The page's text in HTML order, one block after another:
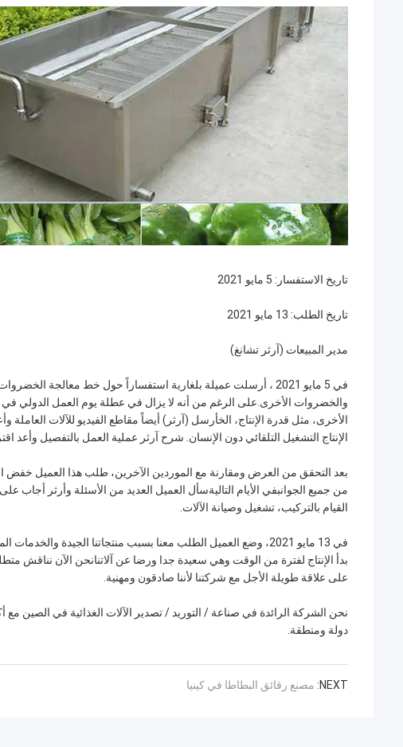
تاريخ الاستفسار: 5 مايو 2021
تاريخ الطلب: 13 مايو 2021
مدير المبيعات (آرثر تشانغ)
والخضروات الأخرى.على الرغم من أنه لا يزال في عطلة يوم العمل الدولي في
الأخرى، مثل قدرة الإنتاج، الخأرسل (آرثر) أيضاً مقاطع الفيديو للآلات
الإنتاج التشغيل التلقائي دون الإنسان. شرح آرثر عملية العمل بالتفصيل وأعد
بعد التحقق من العرض ومقارنة مع الموردين الآخرين، طلب هذا العميل
من جميع الجوانبفي الأيام التاليةسأل العميل العديد من الأسئلة وأرثر
القيام بالتركيب، تشغيل وصيانة الآلات.
في 13 مايو 2021، وضع العميل الطلب معنا بسبب منتجاتنا الجيدة
بدأ الإنتاج لفترة من الوقت وهي سعيدة جدا ورضا عن آلاتنانحن الآن نناقش
على علاقة طويلة الأجل مع شركتنا لأننا صادقون ومهنية.
دولة ومنطقة.
NEXT: مصنع رقائق البطاطا في كينيا